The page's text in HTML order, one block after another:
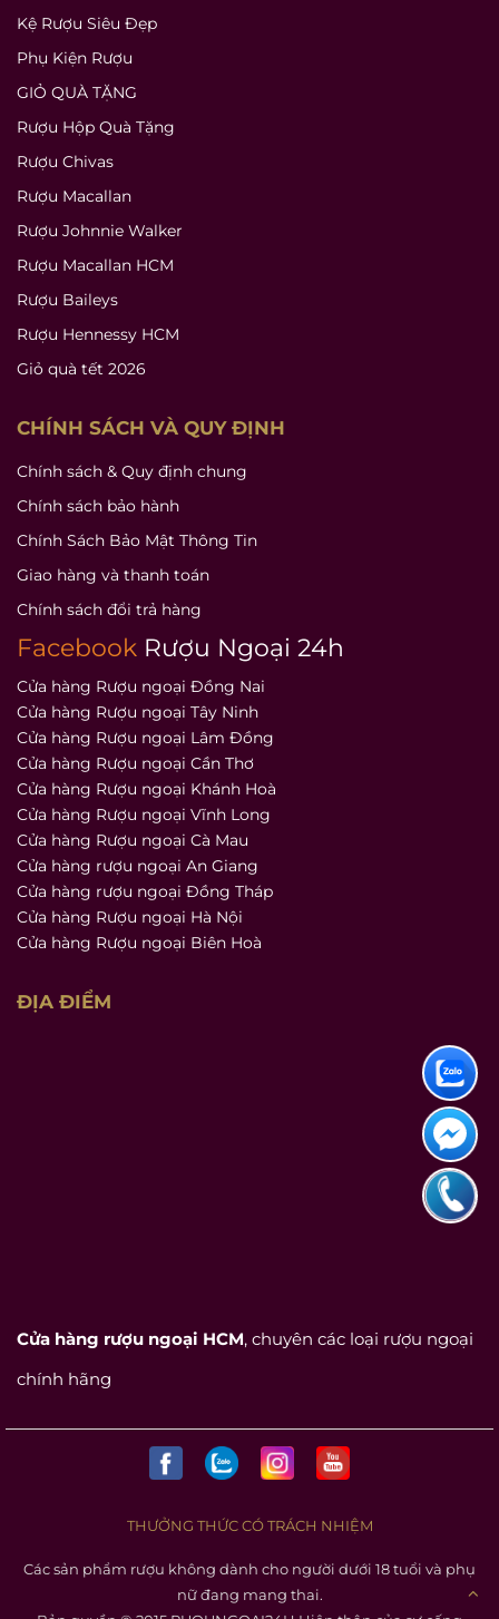
Kệ Rượu Siêu Đẹp
Phụ Kiện Rượu
GIỎ QUÀ TẶNG
Rượu Hộp Quà Tặng
Rượu Chivas
Rượu Macallan
Rượu Johnnie Walker
Rượu Macallan HCM
Rượu Baileys
Rượu Hennessy HCM
Giỏ quà tết 2026
CHÍNH SÁCH VÀ QUY ĐỊNH
Chính sách & Quy định chung
Chính sách bảo hành
Chính Sách Bảo Mật Thông Tin
Giao hàng và thanh toán
Chính sách đổi trả hàng
Facebook Rượu Ngoại 24h
Cửa hàng Rượu ngoại Đồng Nai
Cửa hàng Rượu ngoại Tây Ninh
Cửa hàng Rượu ngoại Lâm Đồng
Cửa hàng Rượu ngoại Cần Thơ
Cửa hàng Rượu ngoại Khánh Hoà
Cửa hàng Rượu ngoại Vĩnh Long
Cửa hàng Rượu ngoại Cà Mau
Cửa hàng rượu ngoại An Giang
Cửa hàng rượu ngoại Đồng Tháp
Cửa hàng Rượu ngoại Hà Nội
Cửa hàng Rượu ngoại Biên Hoà
ĐỊA ĐIỂM
Cửa hàng rượu ngoại HCM, chuyên các loại rượu ngoại
chính hãng
THƯỞNG THỨC CÓ TRÁCH NHIỆM
Các sản phẩm rượu không dành cho người dưới 18 tuổi và phụ
nữ đang mang thai.